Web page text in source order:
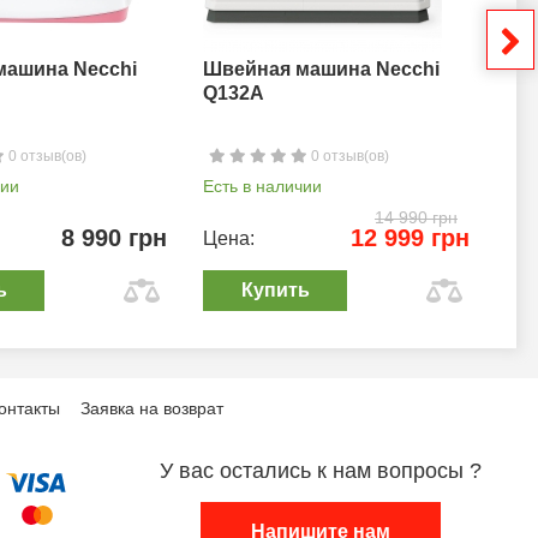
Necchi
0 отзыв(ов)
8 990 грн
Швейная машина Necchi
Q132A
0 отзыв(ов)
Есть в наличии
14 990 грн
Цена: 12 999 грн
Купить
Заявка на возврат
У вас остались к нам вопросы ?
Напишите нам